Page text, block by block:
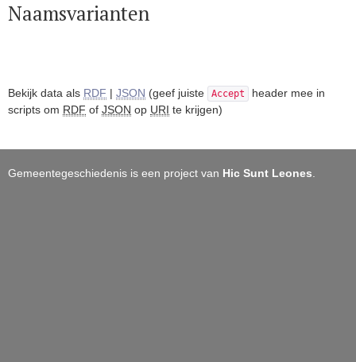
Naamsvarianten
Bekijk data als RDF | JSON (geef juiste Accept
header mee in
scripts om RDF of JSON op URI te krijgen)
Gemeentegeschiedenis is een project van Hic Sunt Leones